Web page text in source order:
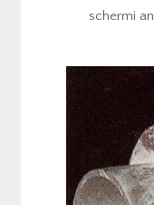
schermi